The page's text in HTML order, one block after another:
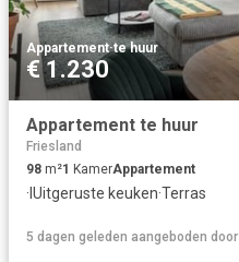
Appartement·te huur
€ 1.230
Appartement te huur
Friesland
98 m²1 KamerAppartement
·IUitgeruste keuken·Terras
5 dagen geleden aangeboden door